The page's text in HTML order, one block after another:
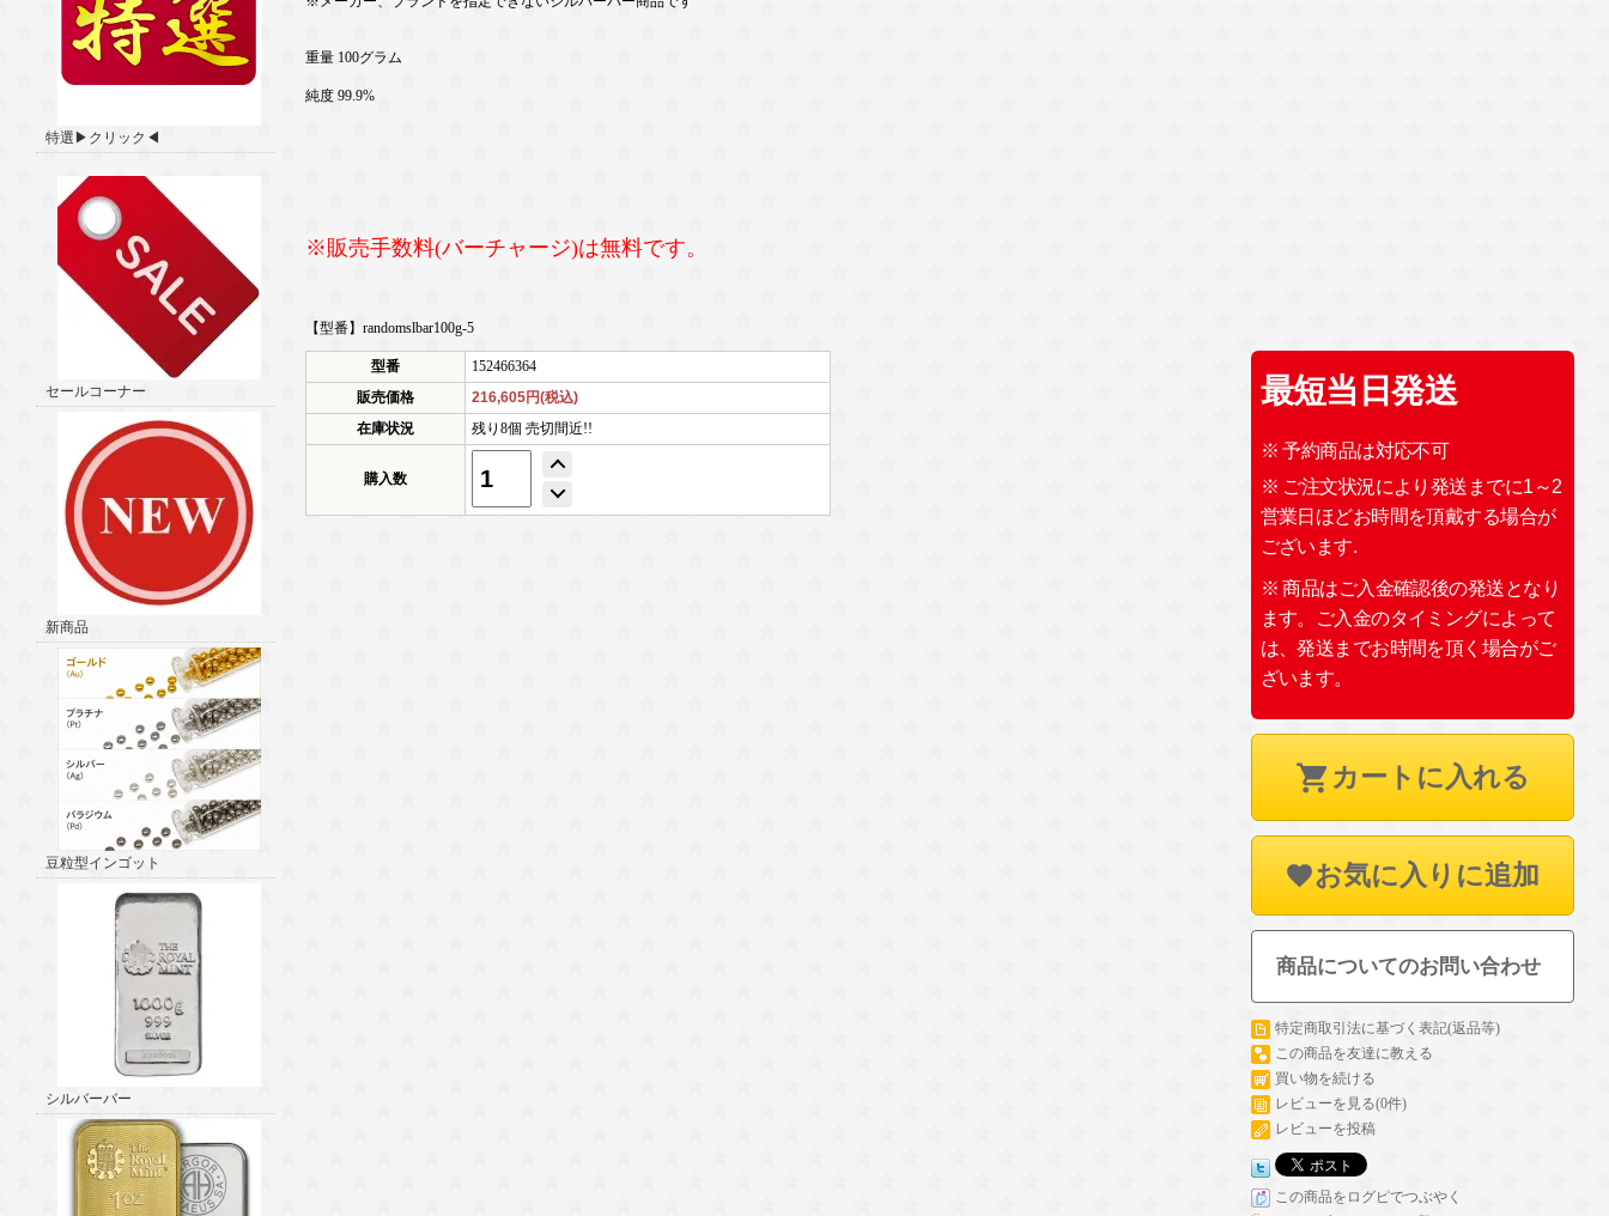
特選▶クリック◀
セールコーナー
新商品
豆粒型インゴット
シルバーバー
重量 100グラム
純度 99.9%
※販売手数料(バーチャージ)は無料です。
【型番】randomslbar100g-5
型番
152466364
販売価格
216,605円(税込)
在庫状況
残り8個 売切間近!!
購入数
最短当日発送
※ 予約商品は対応不可
※ ご注文状況により発送までに1～2
営業日ほどお時間を頂戴する場合が
ございます.
※ 商品はご入金確認後の発送となり
ます。ご入金のタイミングによって
は、発送までお時間を頂く場合がご
ざいます。
カートに入れる
お気に入りに追加
商品についてのお問い合わせ
特定商取引法に基づく表記(返品等)
この商品を友達に教える
買い物を続ける
レビューを見る(0件)
レビューを投稿
この商品をログピでつぶやく